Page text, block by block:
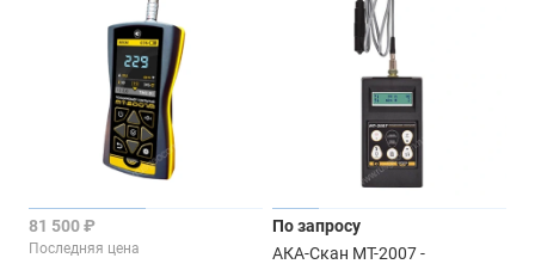
81 500 ₽
Последняя цена
По запросу
АКА-Скан МТ-2007 -